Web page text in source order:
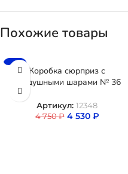
Похожие товары
-5%
Коробка сюрприз с
воздушными шарами № 36
Артикул: 12348
4 750₽ 4 530 ₽